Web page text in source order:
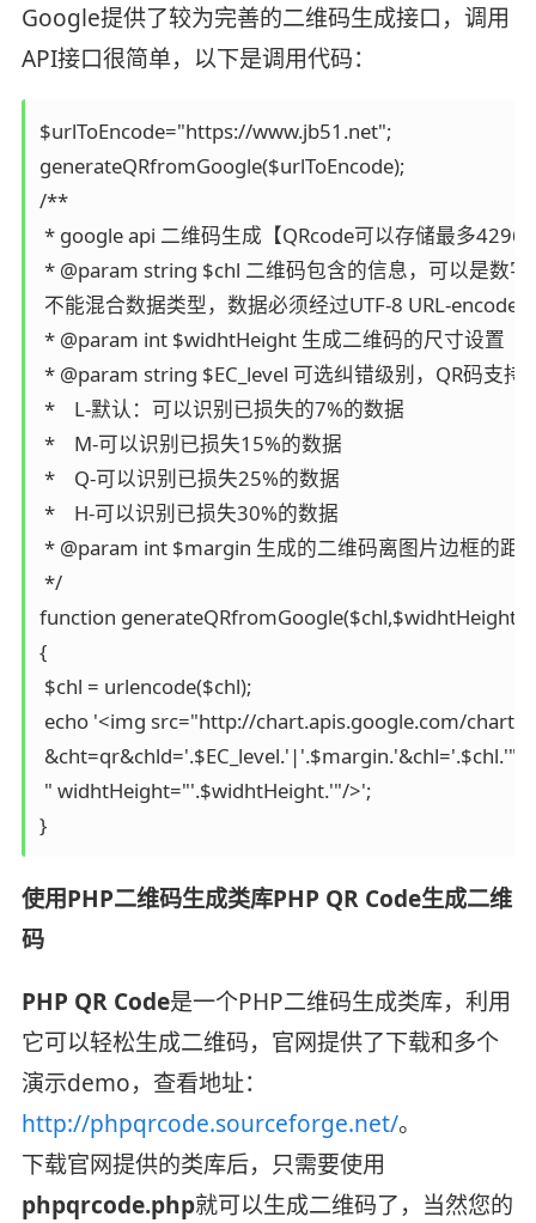
Google提供了较为完善的二维码生成接口，调用
API接口很简单，以下是调用代码：
$urlToEncode="https://www.jb51.net";
generateQRfromGoogle($urlToEncode);
/**
* google api 二维码生成【QRcode可以存储最多
* @param string $chl 二维码包含的信息，可以是数
不能混合数据类型，数据必须经过UTF-8 URL-encoded
* @param int $widhtHeight 生成二维码的尺寸设置
* @param string $EC_level 可选纠错级别，QR码支
*    L-默认：可以识别已损失的7%的数据
*    M-可以识别已损失15%的数据
*    Q-可以识别已损失25%的数据
*    H-可以识别已损失30%的数据
* @param int $margin 生成的二维码离图片边框的距
*/
function generateQRfromGoogle($chl,$widhtHeight
{
$chl = urlencode($chl);
echo '<img src="http://chart.apis.google.com/
&cht=qr&chld='.$EC_level.'|'.$margin.'&chl='.$chl.'"
" widhtHeight="'.$widhtHeight.'"/>';
}
使用PHP二维码生成类库PHP QR Code生成二维
码
PHP QR Code是一个PHP二维码生成类库，利用
它可以轻松生成二维码，官网提供了下载和多个
演示demo，查看地址：
http://phpqrcode.sourceforge.net/。
下载官网提供的类库后，只需要使用
phpqrcode.php就可以生成二维码了，当然您的